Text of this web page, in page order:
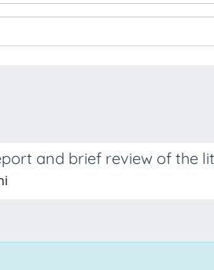
and brief review of the